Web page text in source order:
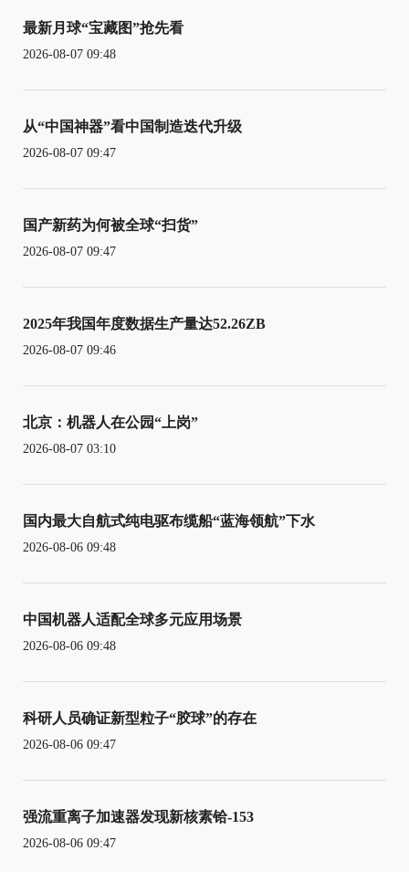
最新月球“宝藏图”抢先看
2026-08-07 09:48
从“中国神器”看中国制造迭代升级
2026-08-07 09:47
国产新药为何被全球“扫货”
2026-08-07 09:47
2025年我国年度数据生产量达52.26ZB
2026-08-07 09:46
北京：机器人在公园“上岗”
2026-08-07 03:10
国内最大自航式纯电驱布缆船“蓝海领航”下水
2026-08-06 09:48
中国机器人适配全球多元应用场景
2026-08-06 09:48
科研人员确证新型粒子“胶球”的存在
2026-08-06 09:47
强流重离子加速器发现新核素铪-153
2026-08-06 09:47